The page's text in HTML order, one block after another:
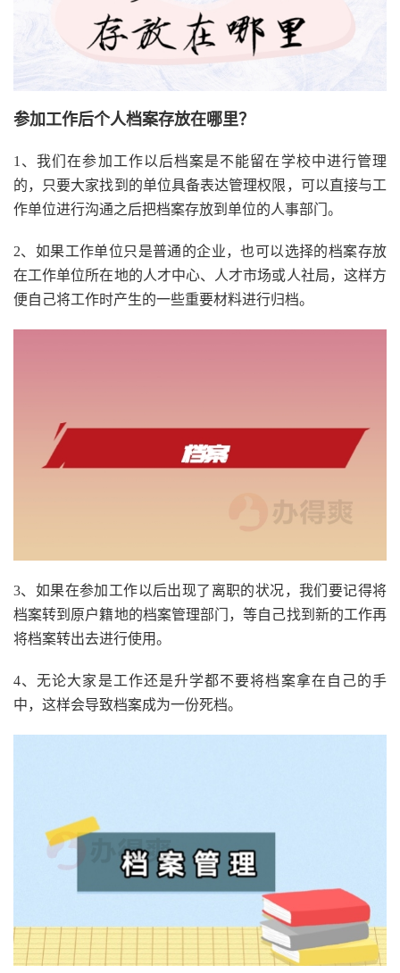
参加工作后个人档案存放在哪里？
1、我们在参加工作以后档案是不能留在学校中进行管理
的，只要大家找到的单位具备表达管理权限，可以直接与工
作单位进行沟通之后把档案存放到单位的人事部门。
2、如果工作单位只是普通的企业，也可以选择的档案存放
在工作单位所在地的人才中心、人才市场或人社局，这样方
便自己将工作时产生的一些重要材料进行归档。
3、如果在参加工作以后出现了离职的状况，我们要记得将
档案转到原户籍地的档案管理部门，等自己找到新的工作再
将档案转出去进行使用。
4、无论大家是工作还是升学都不要将档案拿在自己的手
中，这样会导致档案成为一份死档。